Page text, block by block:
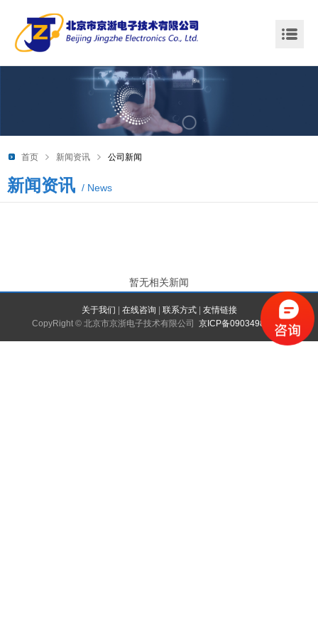
首页 新闻资讯 公司新闻
新闻资讯 / News
暂无相关新闻
关于我们 | 在线咨询 | 联系方式| 友情链接
CopyRight © 北京市京浙电子技术有限公司 京ICP备09034983号-1